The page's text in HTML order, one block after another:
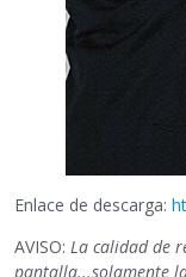
Enlace de descarga:
AVISO: La calidad de
pantalla...solamente